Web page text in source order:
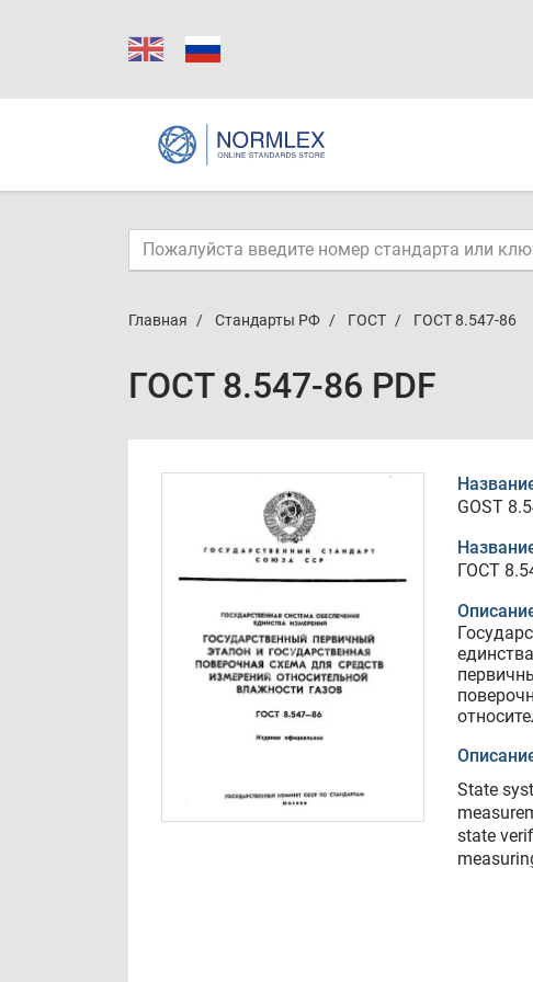
Главная Стандарты РФ ГОСТ ГОСТ 8.547-86
ГОСТ 8.547-86 PDF
GOST
ГОСТ
State
state